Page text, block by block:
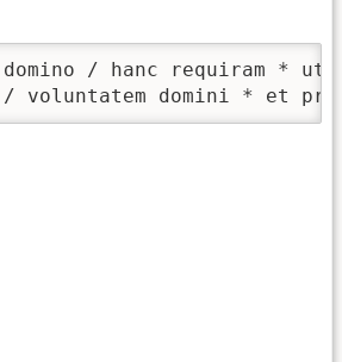
domino / hanc requiram *
/ voluntatem domini * et